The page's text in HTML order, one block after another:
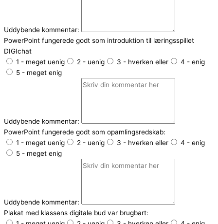
Uddybende kommentar:
PowerPoint fungerede godt som introduktion til læringsspillet
DIGIchat
1 - meget uenig
2 - uenig 3 - hverken eller
4 - enig
5 - meget enig
Uddybende kommentar:
PowerPoint fungerede godt som opamlingsredskab:
1 - meget uenig
2 - uenig 3 - hverken eller
4 - enig
5 - meget enig
Uddybende kommentar:
Plakat med klassens digitale bud var brugbart: